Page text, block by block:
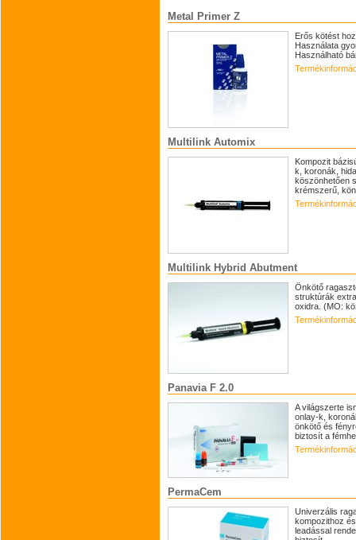
Metal Primer Z
Erős kötést
Használata
Használható
Multilink Automix
Kompozit
k, koronák,
köszönhetően
krémszerű,
Multilink Hybrid Abutment
Önkötő
struktúrák
oxidra. (MO:
Panavia F 2.0
A világszerte
onlay-k,
önkötő és
biztosít a
PermaCem
Univerzális
kompozithoz
leadással